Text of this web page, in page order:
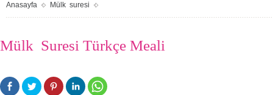
Anasayfa Mülk suresi
Mülk Suresi Türkçe Meali